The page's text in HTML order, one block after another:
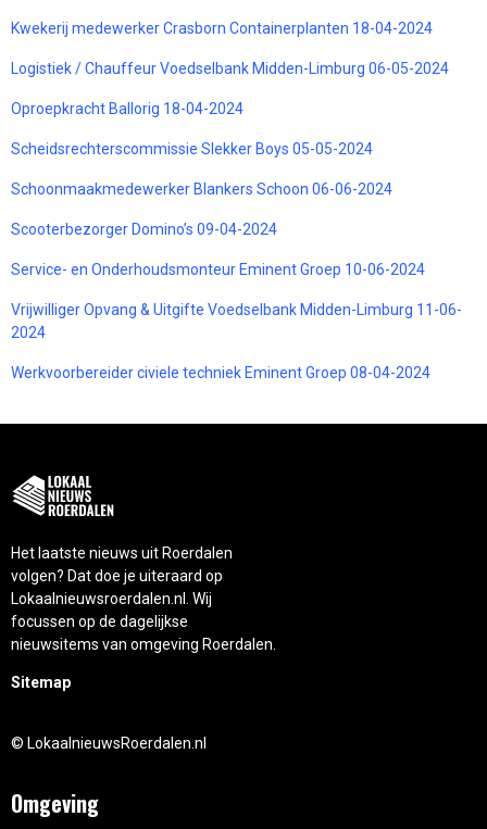
Kwekerij medewerker Crasborn Containerplanten 18-04-2024
Logistiek / Chauffeur Voedselbank Midden-Limburg 06-05-2024
Oproepkracht Ballorig 18-04-2024
Scheidsrechterscommissie Slekker Boys 05-05-2024
Schoonmaakmedewerker Blankers Schoon 06-06-2024
Scooterbezorger Domino’s 09-04-2024
Service- en Onderhoudsmonteur Eminent Groep 10-06-2024
Vrijwilliger Opvang & Uitgifte Voedselbank Midden-Limburg 11-06-
2024
Werkvoorbereider civiele techniek Eminent Groep 08-04-2024
Het laatste nieuws uit Roerdalen
volgen? Dat doe je uiteraard op
Lokaalnieuwsroerdalen.nl. Wij
focussen op de dagelijkse
nieuwsitems van omgeving Roerdalen.
Sitemap
© LokaalnieuwsRoerdalen.nl
Omgeving